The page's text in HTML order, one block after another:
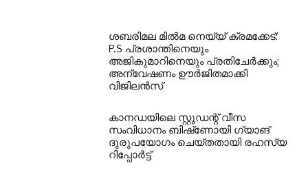
ശബരിമല മിൽമ നെയ്യ് ക്രമക്കേട്:
P.S പ്രശാന്തിനെയും
അജികുമാറിനെയും പ്രതിചേർക്കും;
അന്വേഷണം ഊർജിതമാക്കി
വിജിലൻസ്
കാനഡയിലെ സ്റ്റുഡന്റ് വീസ
സംവിധാനം ബിഷ്‌ണോയി ഗ്യാങ്
ദുരുപയോഗം ചെയ്തതായി രഹസ്യ
റിപ്പോർട്ട്